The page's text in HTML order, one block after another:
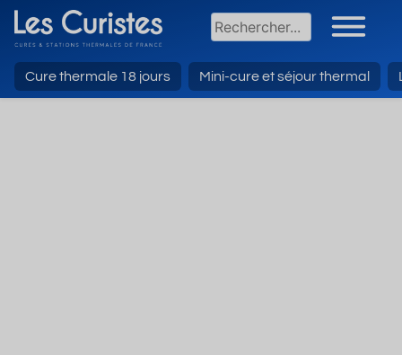
Cure thermale 18 jours Mini-cure et séjour thermal